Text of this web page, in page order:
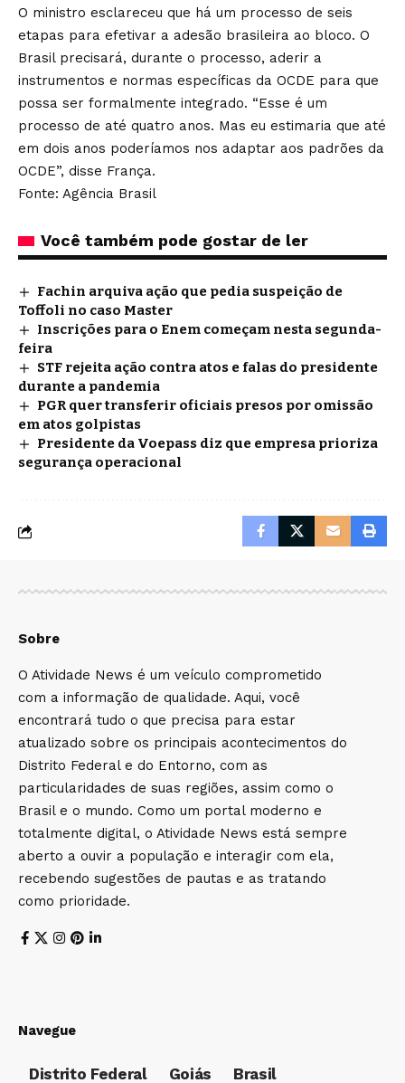
O ministro esclareceu que há um processo de seis
etapas para efetivar a adesão brasileira ao bloco. O
Brasil precisará, durante o processo, aderir a
instrumentos e normas específicas da OCDE para que
possa ser formalmente integrado. “Esse é um
processo de até quatro anos. Mas eu estimaria que até
em dois anos poderíamos nos adaptar aos padrões da
OCDE”, disse França.
Fonte: Agência Brasil
Você também pode gostar de ler
Fachin arquiva ação que pedia suspeição de
Toffoli no caso Master
Inscrições para o Enem começam nesta segunda-
feira
STF rejeita ação contra atos e falas do presidente
durante a pandemia
PGR quer transferir oficiais presos por omissão
em atos golpistas
Presidente da Voepass diz que empresa prioriza
segurança operacional
Sobre
O Atividade News é um veículo comprometido
com a informação de qualidade. Aqui, você
encontrará tudo o que precisa para estar
atualizado sobre os principais acontecimentos do
Distrito Federal e do Entorno, com as
particularidades de suas regiões, assim como o
Brasil e o mundo. Como um portal moderno e
totalmente digital, o Atividade News está sempre
aberto a ouvir a população e interagir com ela,
recebendo sugestões de pautas e as tratando
como prioridade.
Navegue
Distrito Federal Goiás Brasil